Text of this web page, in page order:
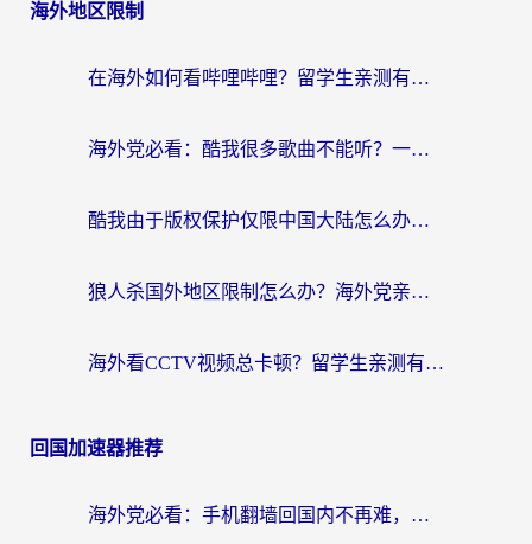
海外地区限制
在海外如何看哔哩哔哩？留学生亲测有效的回国加速指南
海外党必看：酷我很多歌曲不能听？一招解决优酷版权限制+B站地域问题！
酷我由于版权保护仅限中国大陆怎么办？海外党亲测有效的解锁指南
狼人杀国外地区限制怎么办？海外党亲测有效的全场景回国加速指南
海外看CCTV视频总卡顿？留学生亲测有效的回国加速器选择指南
回国加速器推荐
海外党必看：手机翻墙回国内不再难，一篇搞定无缝访问国内资源指南